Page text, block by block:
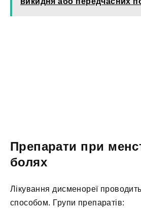
Препарати при
болях
Лікування дисменореї
способом. Групи препаратів: